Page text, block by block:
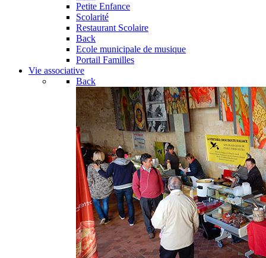
Petite Enfance
Scolarité
Restaurant Scolaire
Back
Ecole municipale de musique
Portail Familles
Vie associative
Back